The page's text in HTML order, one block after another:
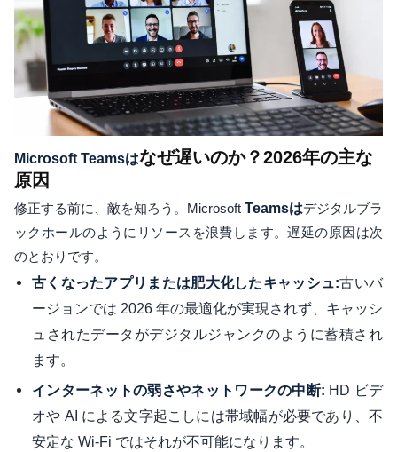
Microsoft Teamsはなぜ遅いのか？2026年の主な
原因
修正する前に、敵を知ろう。Microsoft Teamsはデジタルブラ
ックホールのようにリソースを浪費します。遅延の原因は次
のとおりです。
古くなったアプリまたは肥大化したキャッシュ:古いバ
ージョンでは 2026 年の最適化が実現されず、キャッシ
ュされたデータがデジタルジャンクのように蓄積され
ます。
インターネットの弱さやネットワークの中断: HD ビデ
オや AI による文字起こしには帯域幅が必要であり、不
安定な Wi-Fi ではそれが不可能になります。